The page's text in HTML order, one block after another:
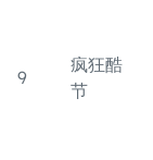
9
疯狂酷
节